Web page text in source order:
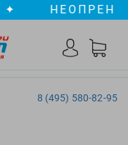
НЕОПРЕН ✦
8 (495) 580-82-95